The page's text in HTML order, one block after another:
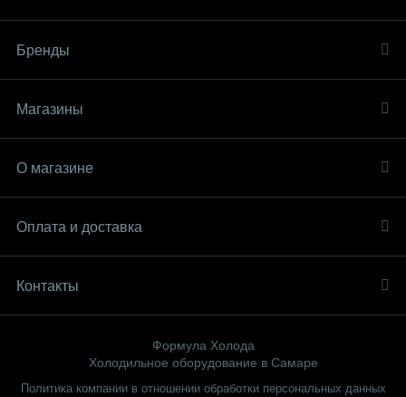
Бренды
Магазины
О магазине
Оплата и доставка
Контакты
Формула Холода
Холодильное оборудование в Самаре
Политика компании в отношении обработки персональных данных